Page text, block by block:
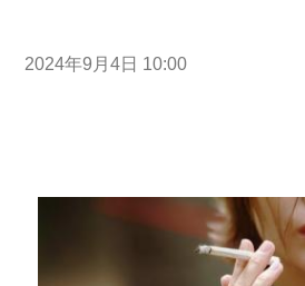
2024年9月4日 10:00